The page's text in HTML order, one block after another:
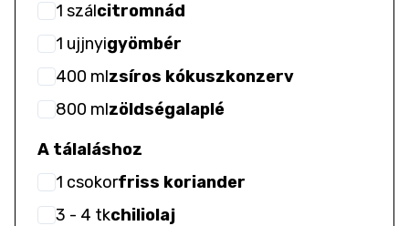
1 szálcitromnád
1 ujjnyigyömbér
400 mlzsíros kókuszkonzerv
800 mlzöldségalaplé
A tálaláshoz
1 csokorfriss koriander
3 - 4 tkchiliolaj